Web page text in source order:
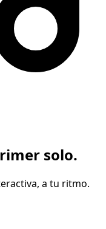
solo.
a tu ritmo.